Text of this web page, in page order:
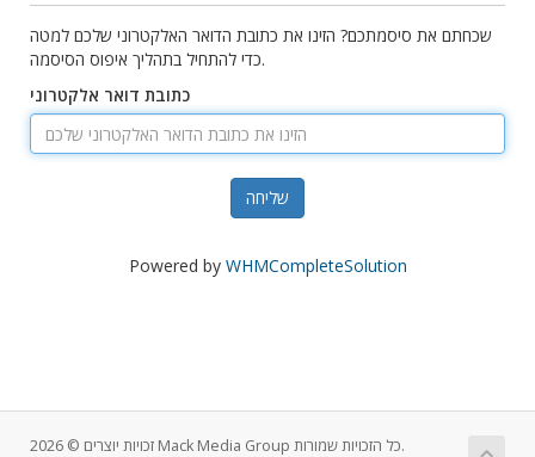
שכחתם את סיסמתכם? הזינו את כתובת הדואר האלקטרוני שלכם למטה
כדי להתחיל בתהליך איפוס הסיסמה.
כתובת דואר אלקטרוני
שליחה
Powered by WHMCompleteSolution
זכויות יוצרים © 2026 Mack Media Group כל הזכויות שמורות.